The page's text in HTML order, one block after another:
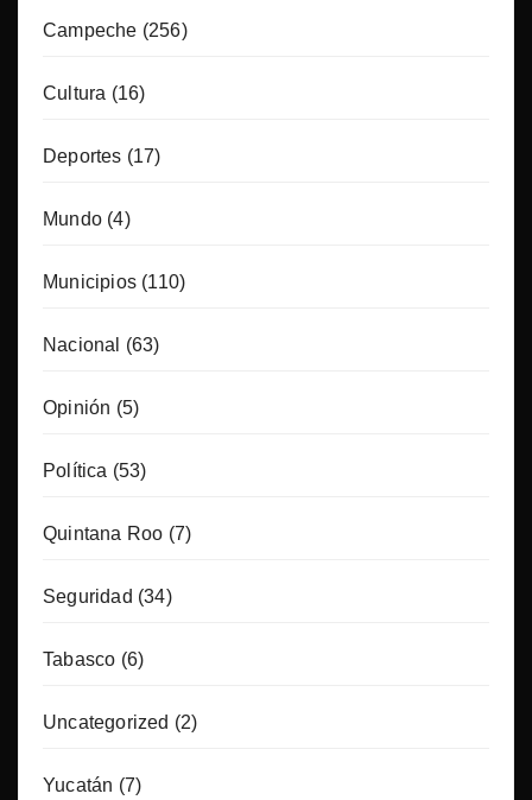
Campeche (256)
Cultura (16)
Deportes (17)
Mundo (4)
Municipios (110)
Nacional (63)
Opinión (5)
Política (53)
Quintana Roo (7)
Seguridad (34)
Tabasco (6)
Uncategorized (2)
Yucatán (7)